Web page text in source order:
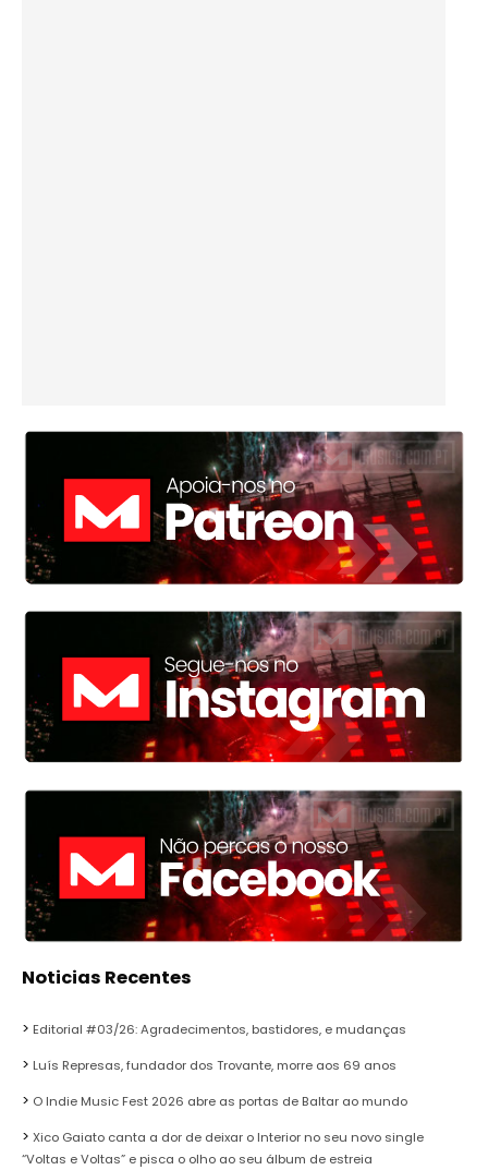
Noticias Recentes
Editorial #03/26: Agradecimentos, bastidores, e mudanças
Luís Represas, fundador dos Trovante, morre aos 69 anos
O Indie Music Fest 2026 abre as portas de Baltar ao mundo
Xico Gaiato canta a dor de deixar o Interior no seu novo single
“Voltas e Voltas” e pisca o olho ao seu álbum de estreia